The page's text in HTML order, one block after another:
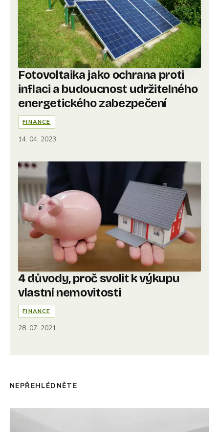
Fotovoltaika jako ochrana proti
inflaci a budoucnost udržitelného
energetického zabezpečení
FINANCE
14. 04. 2023
4 důvody, proč svolit k výkupu
vlastní nemovitosti
FINANCE
28. 07. 2021
NEPŘEHLÉDNĚTE